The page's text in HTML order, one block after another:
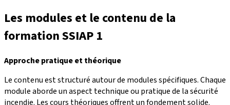
Les modules et le contenu de la
formation SSIAP 1
Approche pratique et théorique
Le contenu est structuré autour de modules spécifiques. Chaque
module aborde un aspect technique ou pratique de la sécurité
incendie. Les cours théoriques offrent un fondement solide.